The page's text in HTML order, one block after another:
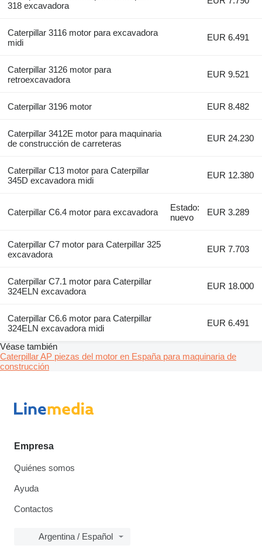
318 excavadora
Caterpillar 3116 motor para excavadora
midi
EUR 6.491
Caterpillar 3126 motor para
retroexcavadora
EUR 9.521
Caterpillar 3196 motor EUR 8.482
Caterpillar 3412E motor para maquinaria
de construcción de carreteras
EUR 24.230
Caterpillar C13 motor para Caterpillar
345D excavadora midi
EUR 12.380
Caterpillar C6.4 motor para excavadora
Estado:
nuevo
EUR 3.289
Caterpillar C7 motor para Caterpillar 325
excavadora
EUR 7.703
Caterpillar C7.1 motor para Caterpillar
324ELN excavadora
EUR 18.000
Caterpillar C6.6 motor para Caterpillar
324ELN excavadora midi
EUR 6.491
Véase también
Caterpillar AP piezas del motor en España para maquinaria de
construcción
Empresa
Quiénes somos
Ayuda
Contactos
Argentina / Español